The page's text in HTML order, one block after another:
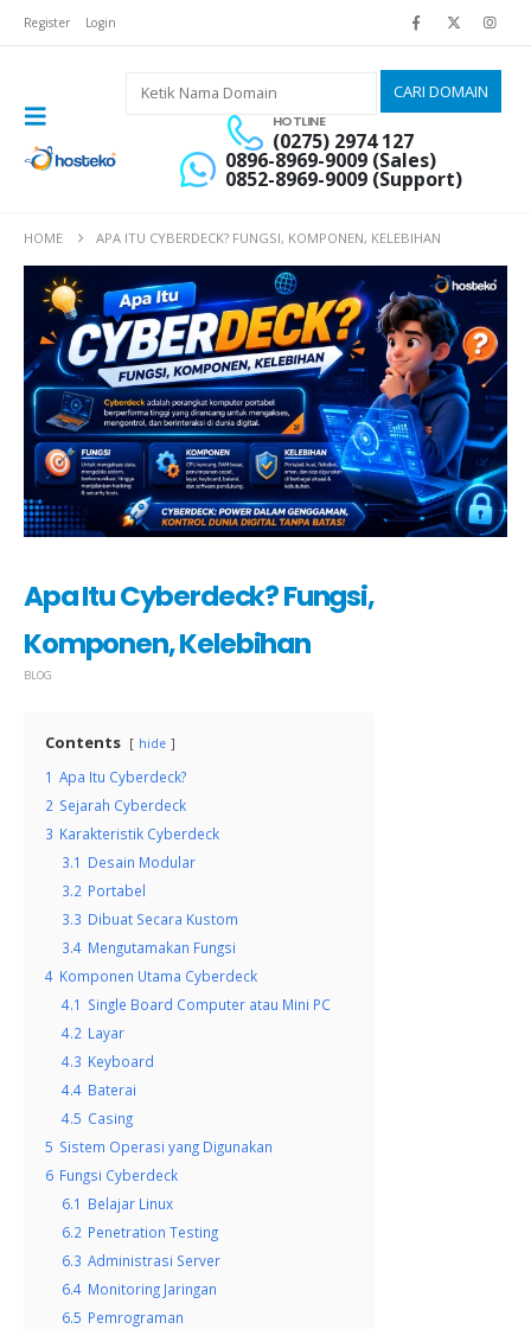
Register Login
HOTLINE
(0275) 2974 127
0896-8969-9009 (Sales)
0852-8969-9009 (Support)
HOME APA ITU CYBERDECK? FUNGSI, KOMPONEN, KELEBIHAN
Apa Itu Cyberdeck? Fungsi,
Komponen, Kelebihan
BLOG
Contents hide
1 Apa Itu Cyberdeck?
2 Sejarah Cyberdeck
3 Karakteristik Cyberdeck
3.1 Desain Modular
3.2 Portabel
3.3 Dibuat Secara Kustom
3.4 Mengutamakan Fungsi
4 Komponen Utama Cyberdeck
4.1 Single Board Computer atau Mini PC
4.2 Layar
4.3 Keyboard
4.4 Baterai
4.5 Casing
5 Sistem Operasi yang Digunakan
6 Fungsi Cyberdeck
6.1 Belajar Linux
6.2 Penetration Testing
6.3 Administrasi Server
6.4 Monitoring Jaringan
6.5 Pemrograman